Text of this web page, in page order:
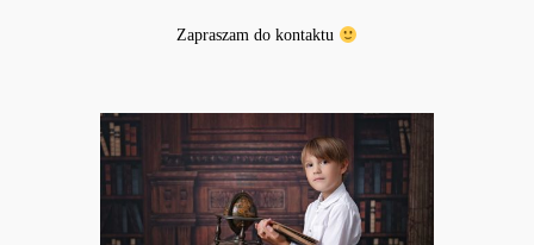
Zapraszam dokontaktu